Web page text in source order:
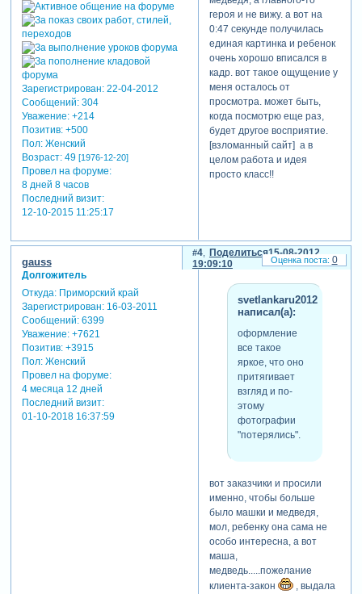
Зарегистрирован: 22-04-2012
Сообщений:304
Уважение: +214
Позитив: +500
Пол:Женский
Возраст:49 [1976-12-20]
Провел на форуме:
8 дней 8 часов
Последний визит:
12-10-2015 11:25:17
героя и не вижу. а вот на
0:47 секунде получилась
единая картинка и ребенок
очень хорошо вписался в
кадр. вот такое ощущение у
меня осталось от
просмотра. может быть,
когда посмотрю еще раз,
будет другое восприятие.
[взломанный сайт] а в
целом работа и идея
просто класс!!
Поделиться
4
15-08-2012
19:09:10
gauss
Долгожитель
Откуда:Приморский край
Зарегистрирован: 16-03-2011
Сообщений:6399
Уважение: +7621
Позитив: +3915
Пол:Женский
Провел на форуме:
4 месяца 12 дней
Последний визит:
01-10-2018 16:37:59
svetlankaru2012
написал(а):
оформление
все такое
яркое, что оно
притягивает
взгляд и по-
этому
фотографии
"потерялись".
вот заказчики и просили
именно, чтобы больше
было машки и медведя,
мол, ребенку она сама не
особо интересна, а вот
маша,
медведь.....пожелание
клиента-закон
, выдала
0